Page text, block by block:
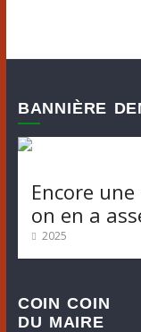
n
n
t
s
v
n
m
e
n
t
BANNIÈRE
Encore
on en a
2025
COIN COIN
DU MAIRE